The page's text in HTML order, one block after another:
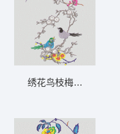
靓花 花瓶 精品
绣花鸟枝梅花图 鸟 树枝